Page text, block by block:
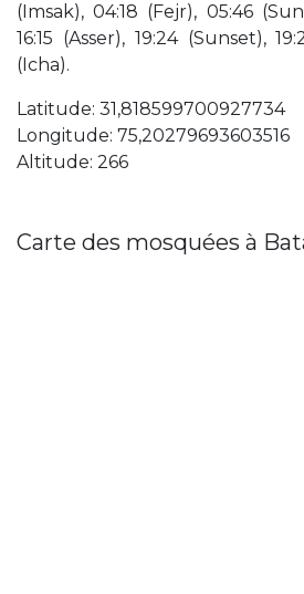
(Imsak), 04:18 (Fejr), 05:46
16:15 (Asser), 19:24 (Sunset),
(Icha).
Latitude: 31,818599700927734
Longitude: 75,20279693603516
Altitude: 266
Carte des mosquées à